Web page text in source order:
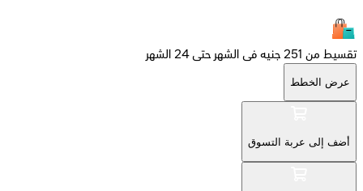
تقسيط من 251 جنيه فى الشهر حتى 24 الشهر
عرض الخطط
أضف إلى عربة التسوق